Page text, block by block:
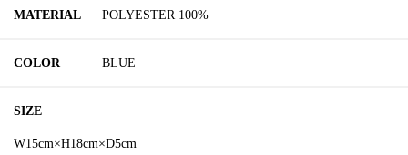
MATERIAL POLYESTER 100%
COLOR BLUE
SIZE
W15cm×H18cm×D5cm